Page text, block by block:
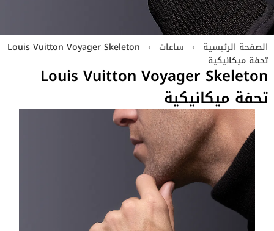
الصفحة الرئيسية › ساعات ›
Louis Vuitton Voyager Skeleton
تحفة ميكانيكية
Louis Vuitton Voyager Skeleton
تحفة ميكانيكية